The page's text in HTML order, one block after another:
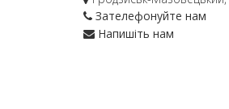
Зателефонуйте нам
Напишіть нам